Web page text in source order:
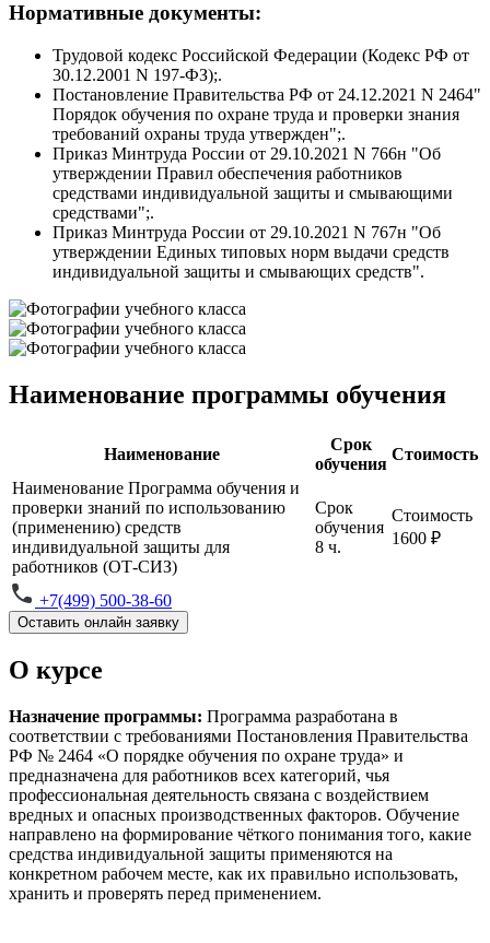
Нормативные документы:
Трудовой кодекс Российской Федерации (Кодекс РФ от
30.12.2001 N 197-ФЗ);.
Постановление Правительства РФ от 24.12.2021 N 2464"
Порядок обучения по охране труда и проверки знания
требований охраны труда утвержден";.
Приказ Минтруда России от 29.10.2021 N 766н "Об
утверждении Правил обеспечения работников
средствами индивидуальной защиты и смывающими
средствами";.
Приказ Минтруда России от 29.10.2021 N 767н "Об
утверждении Единых типовых норм выдачи средств
индивидуальной защиты и смывающих средств".
Наименование программы обучения
Наименование
Срок
обучения
Стоимость
Наименование Программа обучения и
проверки знаний по использованию
(применению) средств
индивидуальной защиты для
работников (ОТ-СИЗ)
Срок
обучения
8 ч.
Стоимость
1600 ₽
+7(499) 500-38-60
Оставить онлайн заявку
О курсе
Назначение программы: Программа разработана в
соответствии с требованиями Постановления Правительства
РФ № 2464 «О порядке обучения по охране труда» и
предназначена для работников всех категорий, чья
профессиональная деятельность связана с воздействием
вредных и опасных производственных факторов. Обучение
направлено на формирование чёткого понимания того, какие
средства индивидуальной защиты применяются на
конкретном рабочем месте, как их правильно использовать,
хранить и проверять перед применением.